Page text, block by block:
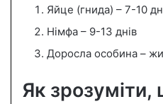
Яйце (гнида) – 7-10
Німфа – 9-13 днів
Доросла особина –
Як зрозуміти,